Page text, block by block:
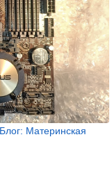
Блог: Материнская